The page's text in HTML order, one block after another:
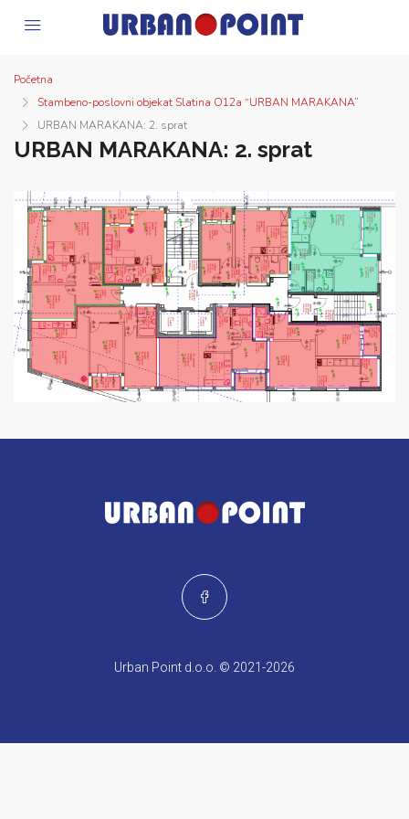
Početna
Stambeno-poslovni objekat Slatina O12a “URBAN MARAKANA”
URBAN MARAKANA: 2. sprat
URBAN MARAKANA: 2. sprat
Urban Point d.o.o. © 2021-2026